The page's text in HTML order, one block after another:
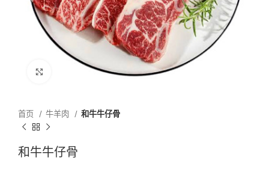
Click to enlarge
首页 牛羊肉 和牛牛仔骨
和牛牛仔骨